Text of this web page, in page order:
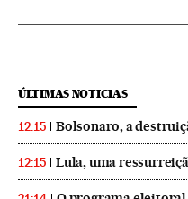
ÚLTIMAS NOTICIAS
12:15 Bolsonaro, a
12:15 Lula, uma